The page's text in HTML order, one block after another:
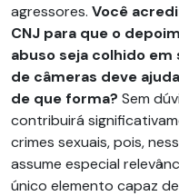
agressores. Você
CNJ para que o
abuso seja colhido
de câmeras deve
de que forma? Sem
contribuirá
crimes sexuais, pois,
assume especial
único elemento capaz